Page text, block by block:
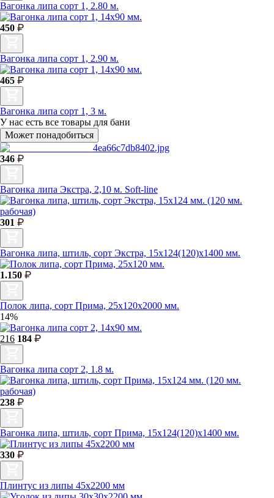
Вагонка липа сорт 1, 2.80 м.
450
Вагонка липа сорт 1, 2.90 м.
465
Вагонка липа сорт 1, 3 м.
У нас есть все товары для бани
Может понадобиться
346
Вагонка липа Экстра, 2,10 м. Soft-line
301
Вагонка липа, штиль, сорт Экстра, 15х124(120)х1400 мм.
1.150
Полок липа, сорт Прима, 25х120х2000 мм.
14%
216 184
Вагонка липа сорт 2, 1.8 м.
238
Вагонка липа, штиль, сорт Прима, 15х124(120)х1400 мм.
330
Плинтус из липы 45х2200 мм